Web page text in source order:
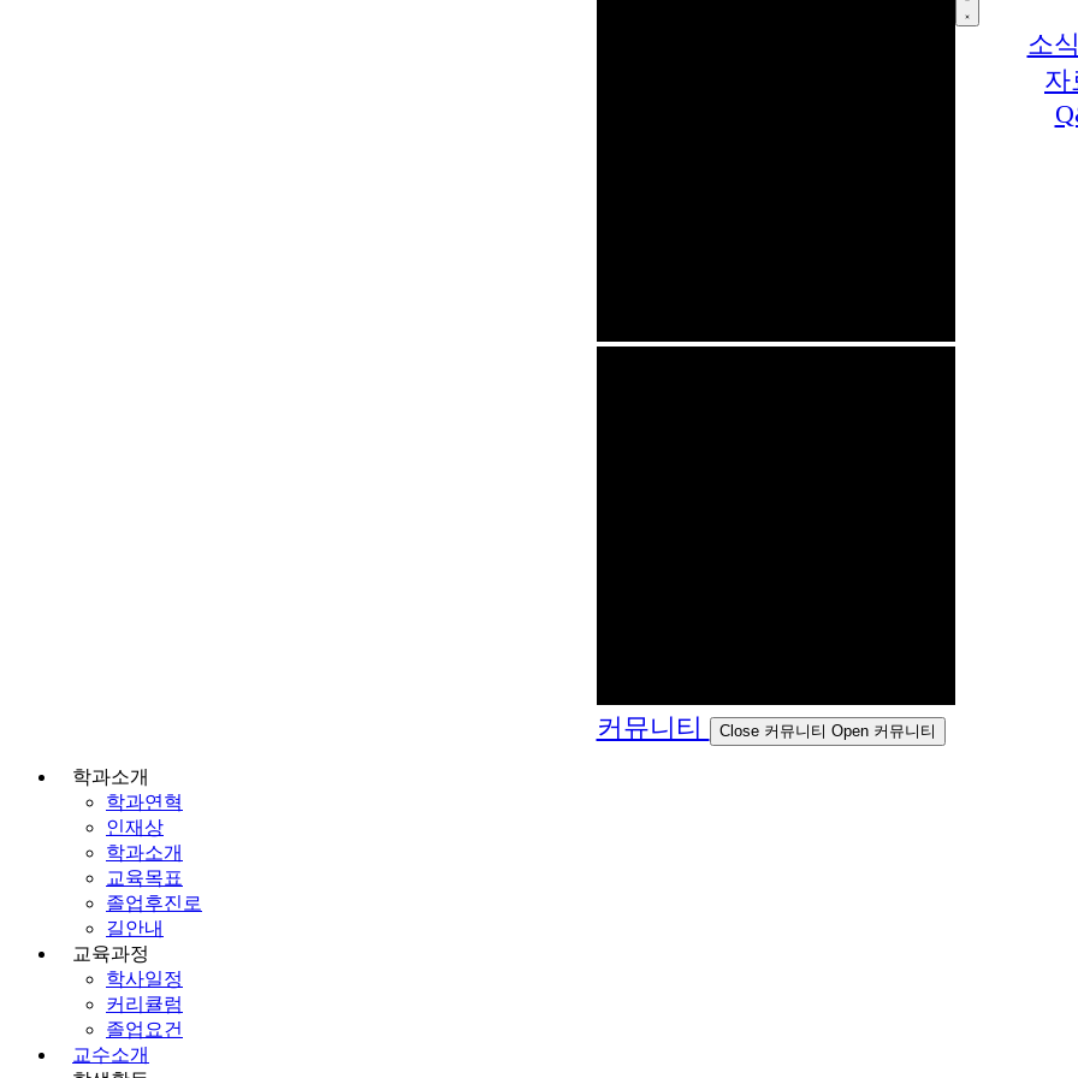
커뮤니티 Close 커뮤니티 Open 커뮤니티
소
자
학과소개
학과연혁
인재상
학과소개
교육목표
졸업후진로
길안내
교육과정
학사일정
커리큘럼
졸업요건
교수소개